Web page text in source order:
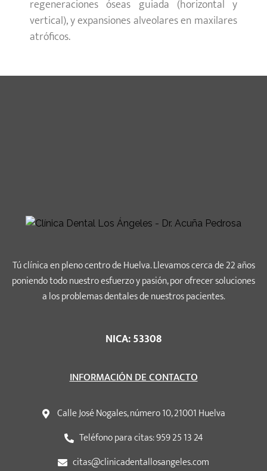
regeneraciones óseas guiada (horizontal y
vertical), y expansiones alveolares en maxilares
atróficos.
Tú clínica en pleno centro de Huelva. Llevamos cerca de 22 años
poniendo todo nuestro esfuerzo y pasión, por ofrecer soluciones
a los problemas dentales de nuestros pacientes.
NICA: 53308
INFORMACIÓN DE CONTACTO
Calle José Nogales, número 10, 21001 Huelva
Teléfono para citas: 959 25 13 24
citas@clinicadentallosangeles.com